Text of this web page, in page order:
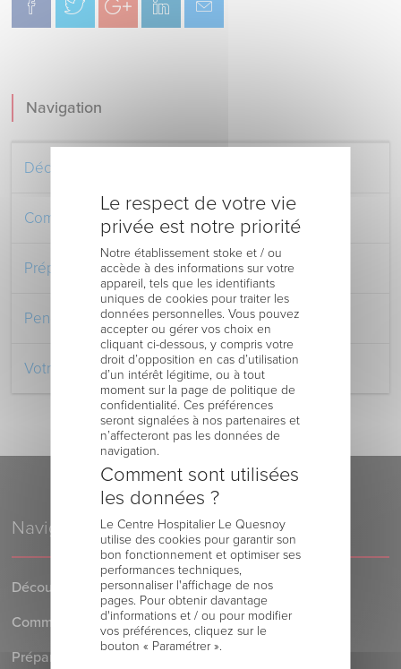
Navigation
Découvrez le Centre Hospitalier
Comment venir au Centre Hospitalier
Préparer votre séjour à l’Hôpital
Pendant votre séjour à l’Hôpital
Votre retour au domicile
Navigation
Découvrez le Centre Hospitalier
Comment venir au Centre Hospitalier
Préparer votre séjour à l’Hôpital
Le respect de votre vie
privée est notre priorité
Notre établissement stoke et / ou
accède à des informations sur votre
appareil, tels que les identifiants
uniques de cookies pour traiter les
données personnelles. Vous pouvez
accepter ou gérer vos choix en
cliquant ci-dessous, y compris votre
droit d’opposition en cas d’utilisation
d’un intérêt légitime, ou à tout
moment sur la page de politique de
confidentialité. Ces préférences
seront signalées à nos partenaires et
n’affecteront pas les données de
navigation.
Comment sont utilisées
les données ?
Le Centre Hospitalier Le Quesnoy
utilise des cookies pour garantir son
bon fonctionnement et optimiser ses
performances techniques,
personnaliser l'affichage de nos
pages. Pour obtenir davantage
d'informations et / ou pour modifier
vos préférences, cliquez sur le
bouton « Paramétrer ».